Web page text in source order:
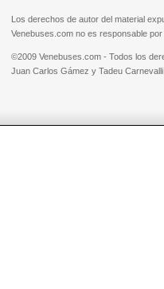
Los derechos de autor del material
Venebuses.com no es responsable
©2009 Venebuses.com - Todos los
Juan Carlos Gámez y Tadeu Carnevalli